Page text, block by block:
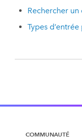
Rechercher
Types
COMMUNAUTÉ